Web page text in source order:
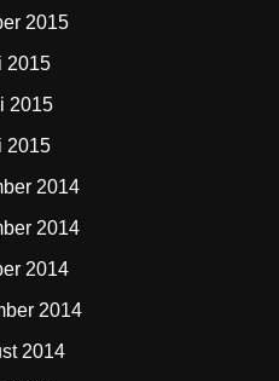
2015
2015
2015
2015
2014
2014
2014
2014
2014